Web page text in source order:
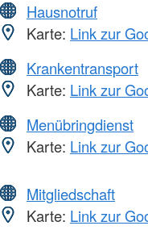
Hausnotruf
Karte: Link zur
Krankentransport
Karte: Link zur
Menübringdienst
Karte: Link zur
Mitgliedschaft
Karte: Link zur